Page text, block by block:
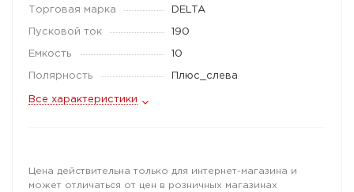
Торговая марка DELTA
Пусковой ток 190
Емкость 10
Полярность Плюс_слева
Все характеристики
Цена действительна только для интернет-магазина и
может отличаться от цен в розничных магазинах